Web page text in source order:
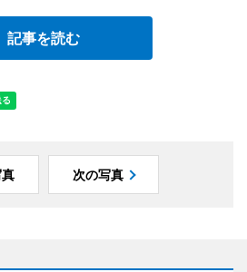
記事を読む
次の写真